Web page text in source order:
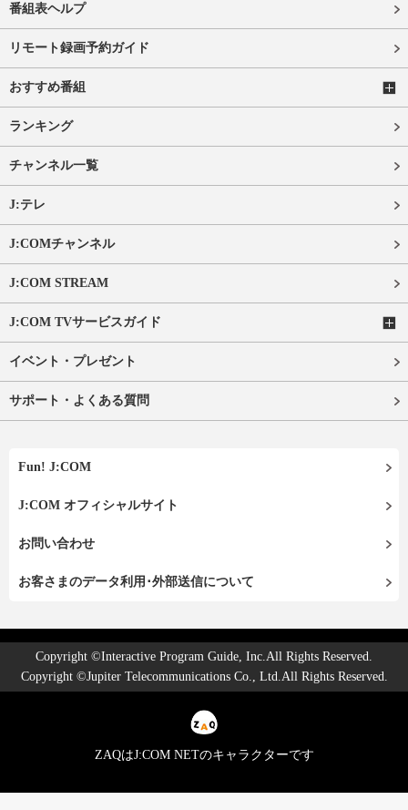
番組表ヘルプ
リモート録画予約ガイド
おすすめ番組
ランキング
チャンネル一覧
J:テレ
J:COMチャンネル
J:COM STREAM
J:COM TVサービスガイド
イベント・プレゼント
サポート・よくある質問
Fun! J:COM
J:COM オフィシャルサイト
お問い合わせ
お客さまのデータ利用･外部送信について
Copyright ©Interactive Program Guide, Inc.All Rights Reserved.
Copyright ©Jupiter Telecommunications Co., Ltd.All Rights Reserved.
ZAQはJ:COM NETのキャラクターです